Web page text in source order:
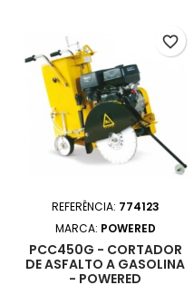
REFERÊNCIA: 774123
MARCA: POWERED
PCC450G - CORTADOR
DE ASFALTO A GASOLINA
- POWERED
favorite_border